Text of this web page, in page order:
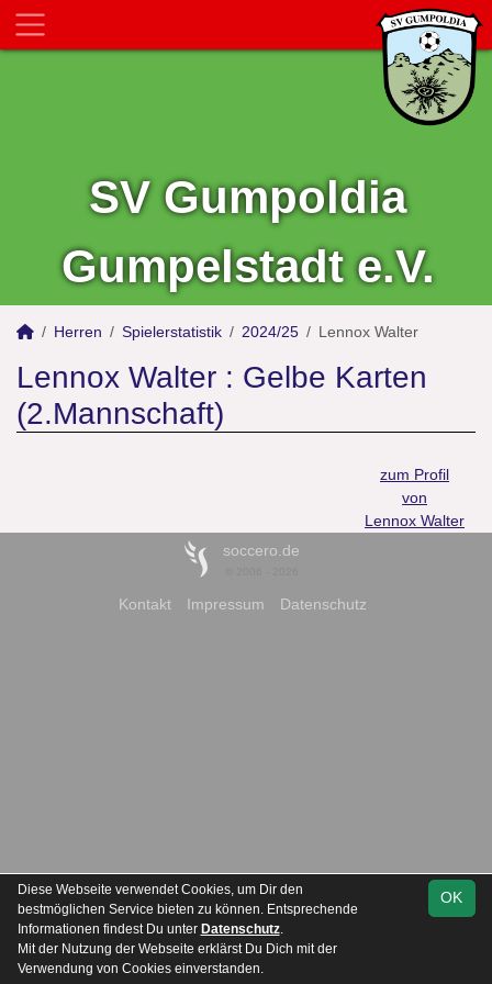
SV Gumpoldia
Gumpelstadt e.V.
Herren Spielerstatistik 2024/25 Lennox Walter
Lennox Walter : Gelbe Karten
(2.Mannschaft)
zum Profil
von
Lennox Walter
soccero.de
Kontakt Impressum Datenschutz
OK
Diese Webseite verwendet Cookies, um Dir den
bestmöglichen Service bieten zu können. Entsprechende
Informationen findest Du unter Datenschutz.
Mit der Nutzung der Webseite erklärst Du Dich mit der
Verwendung von Cookies einverstanden.